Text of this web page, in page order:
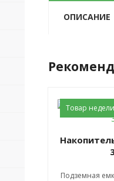
ОПИСАНИЕ
Товар
Накопитель подземный U
Подземная